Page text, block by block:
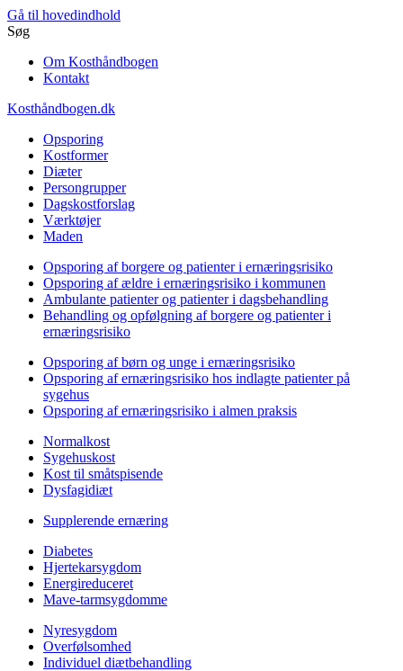
Gå til hovedindhold
Søg
Om Kosthåndbogen
Kontakt
Kosthåndbogen.dk
Opsporing
Kostformer
Diæter
Persongrupper
Dagskostforslag
Værktøjer
Maden
Opsporing af borgere og patienter i ernæringsrisiko
Opsporing af ældre i ernæringsrisiko i kommunen
Ambulante patienter og patienter i dagsbehandling
Behandling og opfølgning af borgere og patienter i
ernæringsrisiko
Opsporing af børn og unge i ernæringsrisiko
Opsporing af ernæringsrisiko hos indlagte patienter på
sygehus
Opsporing af ernæringsrisiko i almen praksis
Normalkost
Sygehuskost
Kost til småtspisende
Dysfagidiæt
Supplerende ernæring
Diabetes
Hjertekarsygdom
Energireduceret
Mave-tarmsygdomme
Nyresygdom
Overfølsomhed
Individuel diætbehandling